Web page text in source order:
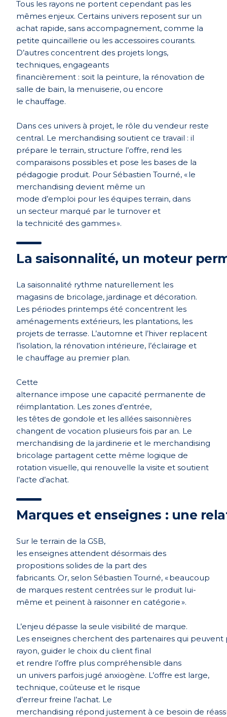
Tous les rayons ne portent cependant pas les
mêmes enjeux. Certains univers reposent sur un
achat rapide, sans accompagnement, comme la
petite quincaillerie ou les accessoires courants.
D’autres concentrent des projets longs,
techniques, engageants
financièrement : soit la peinture, la rénovation de
salle de bain, la menuiserie, ou encore
le chauffage.
Dans ces univers à projet, le rôle du vendeur reste
central. Le merchandising soutient ce travail : il
prépare le terrain, structure l’offre, rend les
comparaisons possibles et pose les bases de la
pédagogie produit. Pour Sébastien Tourné, « le
merchandising devient même un
mode d’emploi pour les équipes terrain, dans
un secteur marqué par le turnover et
la technicité des gammes ».
La saisonnalité, un moteur
La saisonnalité rythme naturellement les
magasins de bricolage, jardinage et décoration.
Les périodes printemps été concentrent les
aménagements extérieurs, les plantations, les
projets de terrasse. L’automne et l’hiver replacent
l’isolation, la rénovation intérieure, l’éclairage et
le chauffage au premier plan.
Cette
alternance impose une capacité permanente de
réimplantation. Les zones d’entrée,
les têtes de gondole et les allées saisonnières
changent de vocation plusieurs fois par an. Le
merchandising de la jardinerie et le merchandising
bricolage partagent cette même logique de
rotation visuelle, qui renouvelle la visite et soutient
l’acte d’achat.
Marques et enseignes : une
Sur le terrain de la GSB,
les enseignes attendent désormais des
propositions solides de la part des
fabricants. Or, selon Sébastien Tourné, « beaucoup
de marques restent centrées sur le produit lui-
même et peinent à raisonner en catégorie ».
L’enjeu dépasse la seule visibilité de marque.
Les enseignes cherchent des partenaires qui
rayon, guider le choix du client final
et rendre l’offre plus compréhensible dans
un univers parfois jugé anxiogène. L’offre est large,
technique, coûteuse et le risque
d’erreur freine l’achat. Le
merchandising répond justement à ce besoin de